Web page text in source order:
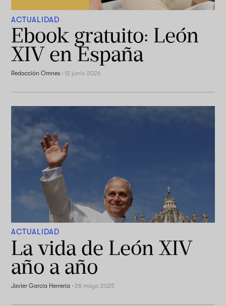
ACTUALIDAD
Ebook gratuito: León
XIV en España
Redacción Omnes ·12 junio 2026
ACTUALIDAD
La vida de León XIV
año a año
Javier García Herrería ·28 mayo 2025